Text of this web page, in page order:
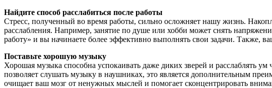
Найдите способ расслабиться после работы
Стресс, полученный во время работы, сильно осложняет нашу жизнь.
расслабления. Например, занятие по душе или хобби может снять
работу» и вы начинаете более эффективно выполнять свои задачи. Также,
Поставьте хорошую музыку
Хорошая музыка способна успокаивать даже диких зверей и расслаблять
позволяет слушать музыку в наушниках, это является дополнительным
очищает ваш мозг от ненужных мыслей и помогает сконцентрировать